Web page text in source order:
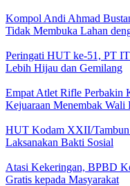
Kompol Andi Ahmad
Tidak Membuka Lahan
Peringati HUT ke-51, PT
Lebih Hijau dan Gemilang
Empat Atlet Rifle Perbakin
Kejuaraan Menembak
HUT Kodam XXII/
Laksanakan Bakti Sosial
Atasi Kekeringan, BPBD
Gratis kepada Masyarakat